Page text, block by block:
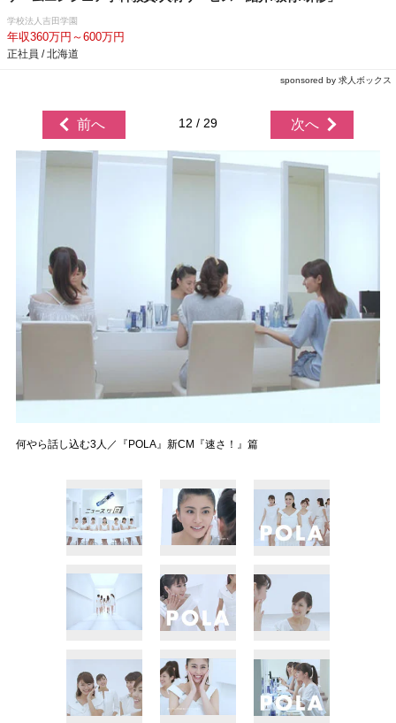
学校法人吉田学園
年収360万円～600万円
正社員 / 北海道
sponsored by 求人ボックス
前へ 12 / 29 次へ
何やら話し込む3人／『POLA』新CM『速さ！』篇